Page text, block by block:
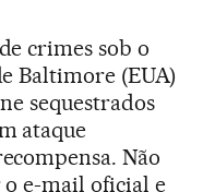
crimes sob o
Baltimore (EUA)
sequestrados
ataque
Não
o e-mail oficial e